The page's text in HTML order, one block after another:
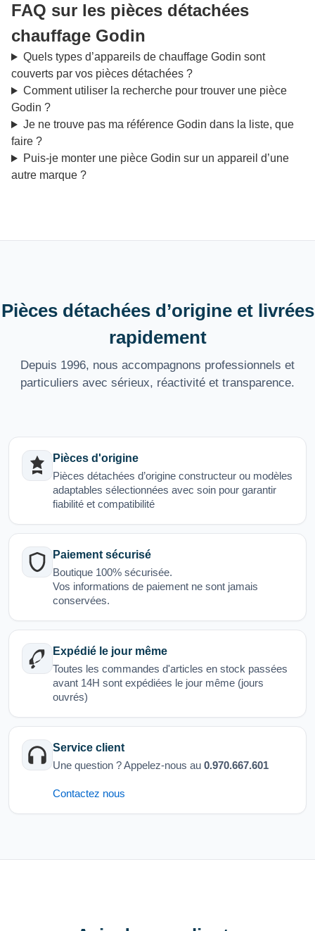
FAQ sur les pièces détachées
chauffage Godin
Quels types d’appareils de chauffage Godin sont
couverts par vos pièces détachées ?
Comment utiliser la recherche pour trouver une pièce
Godin ?
Je ne trouve pas ma référence Godin dans la liste, que
faire ?
Puis-je monter une pièce Godin sur un appareil d’une
autre marque ?
Pièces détachées d’origine et livrées
rapidement
Depuis 1996, nous accompagnons professionnels et
particuliers avec sérieux, réactivité et transparence.
Pièces d'origine
Pièces détachées d’origine constructeur ou modèles
adaptables sélectionnées avec soin pour garantir
fiabilité et compatibilité
Paiement sécurisé
Boutique 100% sécurisée.
Vos informations de paiement ne sont jamais
conservées.
Expédié le jour même
Toutes les commandes d'articles en stock passées
avant 14H sont expédiées le jour même (jours
ouvrés)
Service client
Une question ? Appelez-nous au 0.970.667.601
Contactez nous